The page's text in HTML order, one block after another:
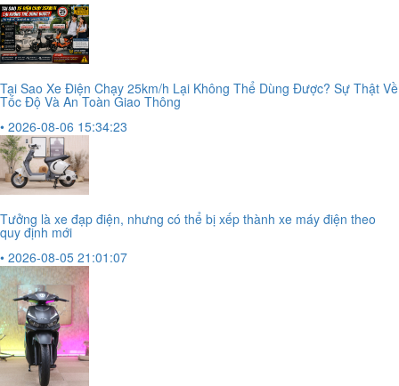
Tại Sao Xe Điện Chạy 25km/h Lại Không Thể Dùng Được? Sự Thật Về
Tốc Độ Và An Toàn Giao Thông
• 2026-08-06 15:34:23
Tưởng là xe đạp điện, nhưng có thể bị xếp thành xe máy điện theo
quy định mới
• 2026-08-05 21:01:07